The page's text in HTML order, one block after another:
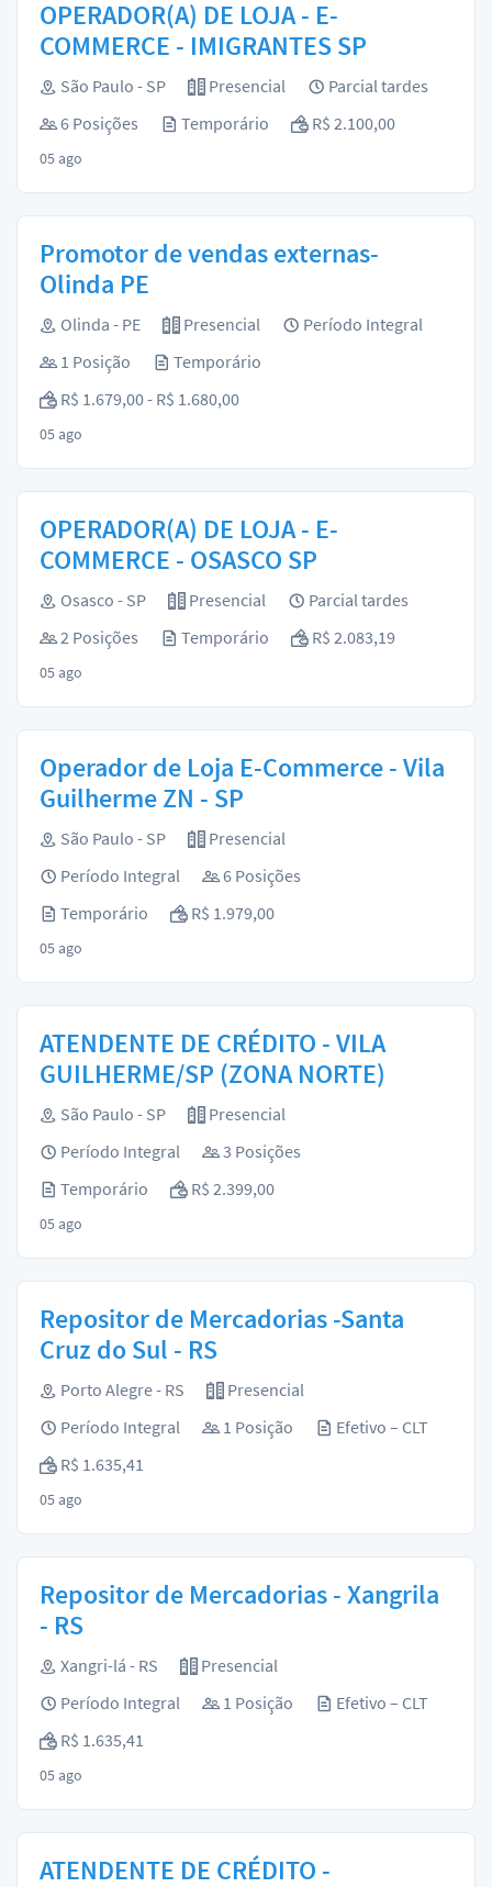
OPERADOR(A) DE LOJA - E-
COMMERCE - IMIGRANTES SP
São Paulo - SP Presencial
Parcial tardes
6 Posições
Temporário R$ 2.100,00
05 ago
Promotor de vendas externas-
Olinda PE
Olinda - PE Presencial
Período Integral
1 Posição
Temporário
R$ 1.679,00 - R$ 1.680,00
05 ago
OPERADOR(A) DE LOJA - E-
COMMERCE - OSASCO SP
Osasco - SP Presencial
Parcial tardes
2 Posições
Temporário R$ 2.083,19
05 ago
Operador de Loja E-Commerce - Vila
Guilherme ZN - SP
São Paulo - SP
Presencial
Período Integral
6 Posições
Temporário
R$ 1.979,00
05 ago
ATENDENTE DE CRÉDITO - VILA
GUILHERME/SP (ZONA NORTE)
São Paulo - SP
Presencial
Período Integral
3 Posições
Temporário
R$ 2.399,00
05 ago
Repositor de Mercadorias -Santa
Cruz do Sul - RS
Porto Alegre - RS
Presencial
Período Integral
1 Posição
Efetivo – CLT
R$ 1.635,41
05 ago
Repositor de Mercadorias - Xangrila
- RS
Xangri-lá - RS
Presencial
Período Integral
1 Posição
Efetivo – CLT
R$ 1.635,41
05 ago
ATENDENTE DE CRÉDITO -